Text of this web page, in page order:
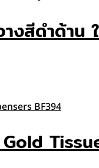
งสีดำด้า